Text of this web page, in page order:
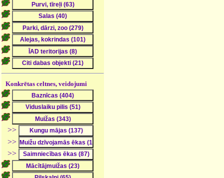
Konkrētas celtnes, veidojumi
>>
>>
>>